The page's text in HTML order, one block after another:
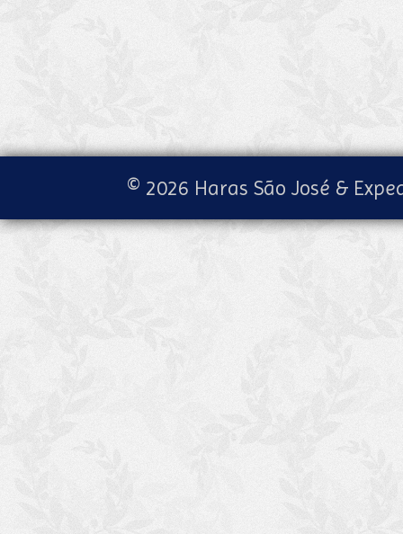
© 2026 Haras São José &